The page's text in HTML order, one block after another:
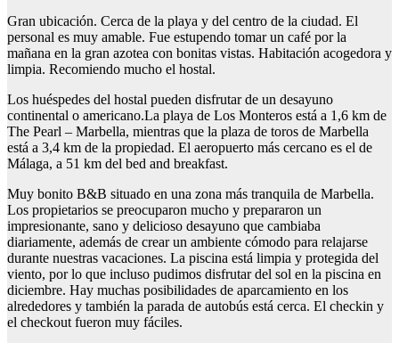
Gran ubicación. Cerca de la playa y del centro de la ciudad. El
personal es muy amable. Fue estupendo tomar un café por la
mañana en la gran azotea con bonitas vistas. Habitación acogedora y
limpia. Recomiendo mucho el hostal.
Los huéspedes del hostal pueden disfrutar de un desayuno
continental o americano.La playa de Los Monteros está a 1,6 km de
The Pearl – Marbella, mientras que la plaza de toros de Marbella
está a 3,4 km de la propiedad. El aeropuerto más cercano es el de
Málaga, a 51 km del bed and breakfast.
Muy bonito B&B situado en una zona más tranquila de Marbella.
Los propietarios se preocuparon mucho y prepararon un
impresionante, sano y delicioso desayuno que cambiaba
diariamente, además de crear un ambiente cómodo para relajarse
durante nuestras vacaciones. La piscina está limpia y protegida del
viento, por lo que incluso pudimos disfrutar del sol en la piscina en
diciembre. Hay muchas posibilidades de aparcamiento en los
alrededores y también la parada de autobús está cerca. El checkin y
el checkout fueron muy fáciles.